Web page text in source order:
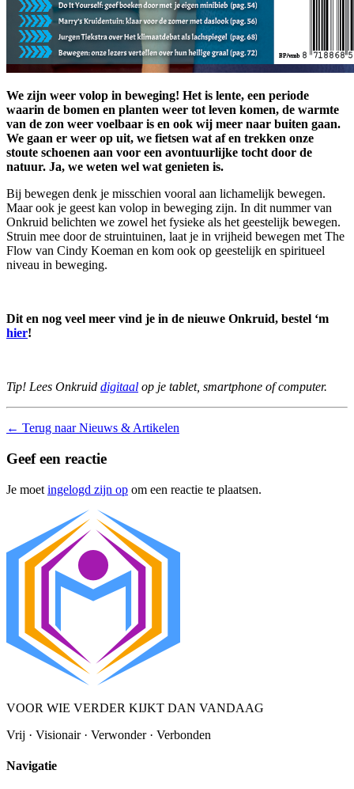
We zijn weer volop in beweging! Het is lente, een periode
waarin de bomen en planten weer tot leven komen, de warmte
van de zon weer voelbaar is en ook wij meer naar buiten gaan.
We gaan er weer op uit, we fietsen wat af en trekken onze
stoute schoenen aan voor een avontuurlijke tocht door de
natuur. Ja, we weten wel wat genieten is.
Bij bewegen denk je misschien vooral aan lichamelijk bewegen.
Maar ook je geest kan volop in beweging zijn. In dit nummer van
Onkruid belichten we zowel het fysieke als het geestelijk bewegen.
Struin mee door de struintuinen, laat je in vrijheid bewegen met The
Flow van Cindy Koeman en kom ook op geestelijk en spiritueel
niveau in beweging.
Dit en nog veel meer vind je in de nieuwe Onkruid, bestel ‘m
hier!
Tip! Lees Onkruid digitaal op je tablet, smartphone of computer.
← Terug naar Nieuws & Artikelen
Geef een reactie
Je moet ingelogd zijn op om een reactie te plaatsen.
VOOR WIE VERDER KIJKT DAN VANDAAG
Vrij · Visionair · Verwonder · Verbonden
Navigatie